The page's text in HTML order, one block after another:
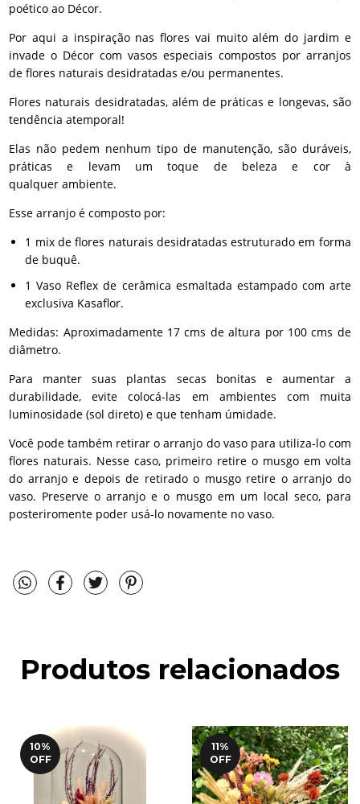
poético ao Décor.
Por aqui a inspiração nas flores vai muito além do jardim e
invade o Décor com vasos especiais compostos por arranjos
de flores naturais desidratadas e/ou permanentes.
Flores naturais desidratadas, além de práticas e longevas, são
tendência atemporal!
Elas não pedem nenhum tipo de manutenção, são duráveis,
práticas e levam um toque de beleza e cor à
qualquer ambiente.
Esse arranjo é composto por:
1 mix de flores naturais desidratadas estruturado em forma
de buquê.
1 Vaso Reflex de cerâmica esmaltada estampado com arte
exclusiva Kasaflor.
Medidas: Aproximadamente 17 cms de altura por 100 cms de
diâmetro.
Para manter suas plantas secas bonitas e aumentar a
durabilidade, evite colocá-las em ambientes com muita
luminosidade (sol direto) e que tenham úmidade.
Você pode também retirar o arranjo do vaso para utiliza-lo com
flores naturais. Nesse caso, primeiro retire o musgo em volta
do arranjo e depois de retirado o musgo retire o arranjo do
vaso. Preserve o arranjo e o musgo em um local seco, para
posteriromente poder usá-lo novamente no vaso.
Produtos relacionados
10%
OFF
11%
OFF